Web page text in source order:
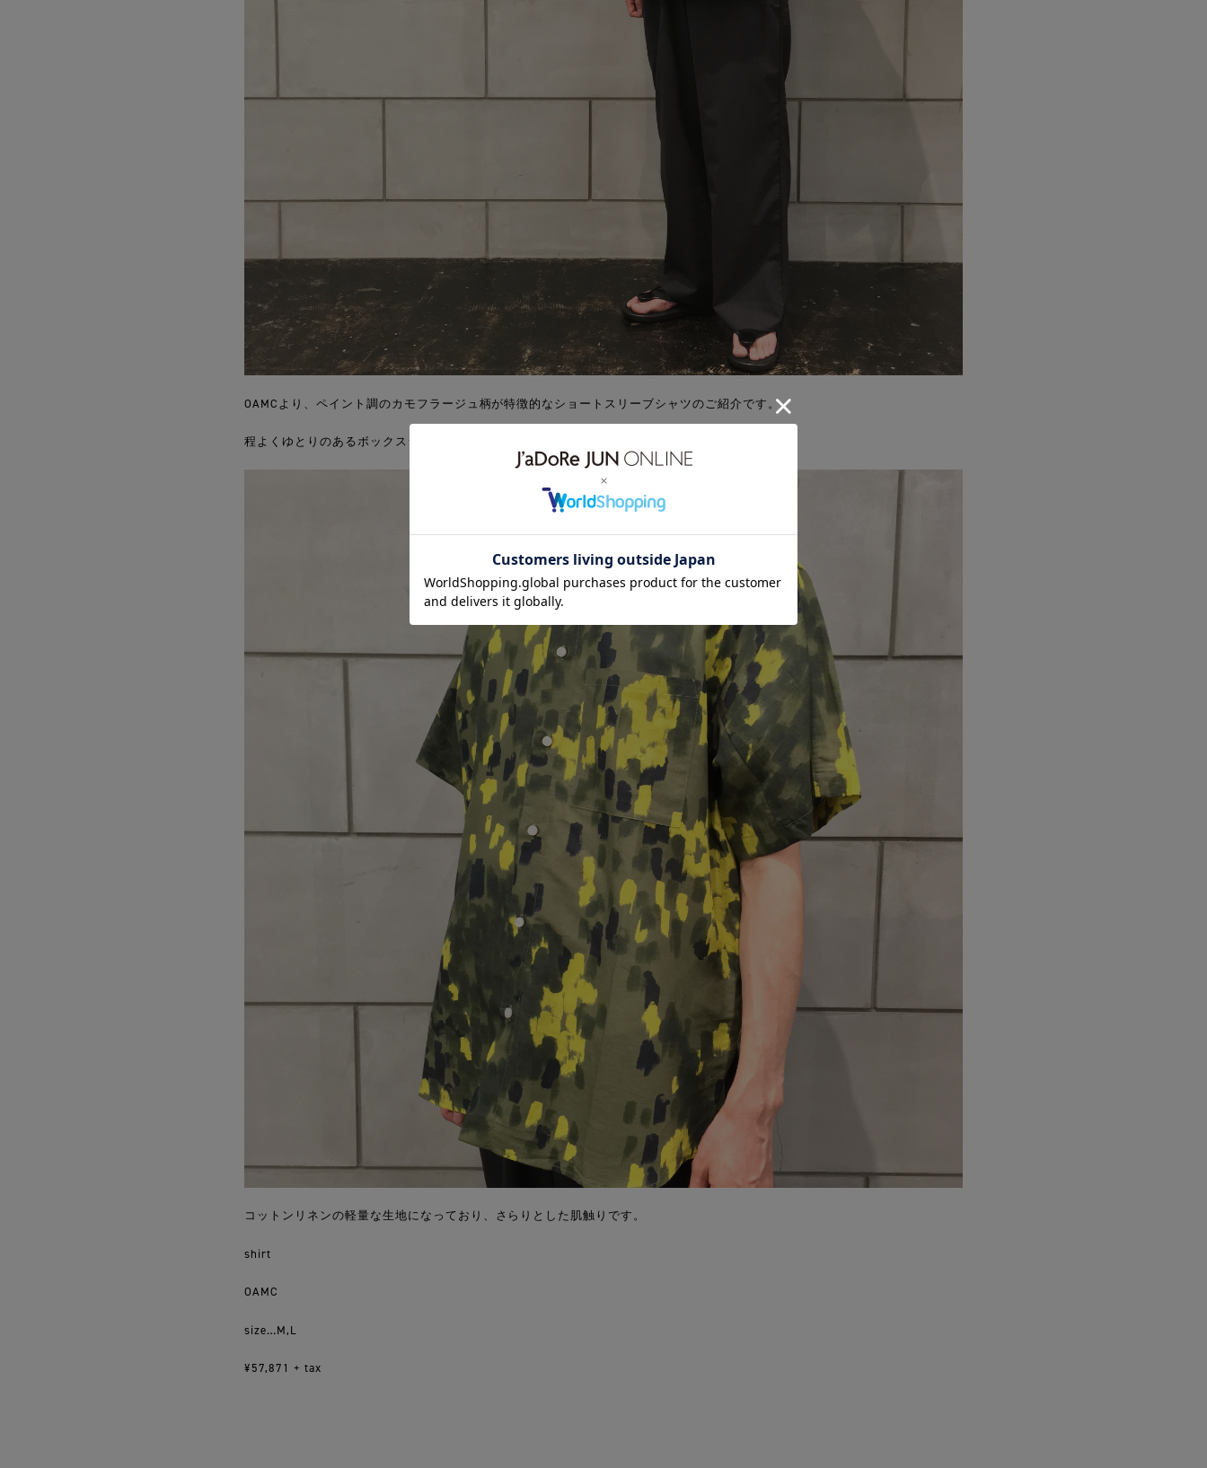
OAMCより、ペイント調のカモフラージュ柄が特徴的なショートスリーブシャツのご紹介です。
程よくゆとりのあるボックスシルエットは、太さのあるボトムとも好相性。
コットンリネンの軽量な生地になっており、さらりとした肌触りです。
shirt
OAMC
size…M,L
¥57,871 + tax